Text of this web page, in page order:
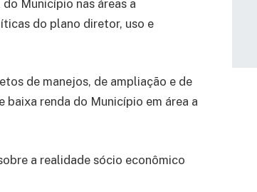
Município nas áreas a
do plano diretor, uso e
de manejos, de ampliação e de
renda do Município em área a
a realidade sócio econômico